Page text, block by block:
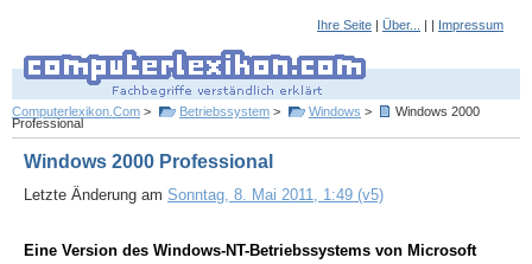
Ihre Seite | Über... | | Impressum
Computerlexikon.Com > Betriebssystem > Windows >
Windows 2000
Professional
Windows 2000 Professional
Letzte Änderung am Sonntag, 8. Mai 2011, 1:49 (v5)
Eine Version des Windows-NT-Betriebssystems von Microsoft